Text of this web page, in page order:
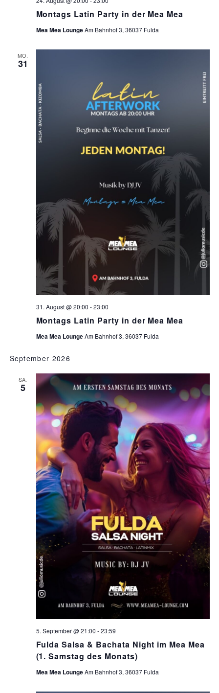
Montags Latin Party in der Mea Mea
Mea Mea LoungeAm Bahnhof 3, 36037 Fulda
MO.
31
Montags Latin Party in der Mea Mea
31. August @ 20:00 -23:00
Mea Mea LoungeAm Bahnhof 3, 36037 Fulda
September 2026
SA.
5
Fulda Salsa & Bachata Night im Mea Mea
(1. Samstag des Monats)
5. September @ 21:00 -23:59
Mea Mea LoungeAm Bahnhof 3, 36037 Fulda